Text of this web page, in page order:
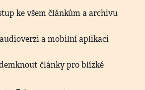
ke všem článkům a archivu
a mobilní aplikaci
články pro blízké